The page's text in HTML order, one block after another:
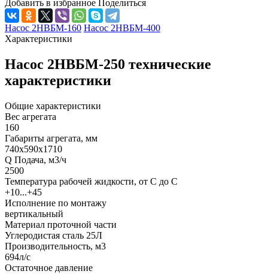
Добавить в избранное Поделиться
Насос 2НВБМ-160 Насос 2НВБМ-400
Характеристики
Насос 2НВБМ-250 технические
характеристики
Общие характеристики
Вес агрегата
160
Габариты агрегата, мм
740х590х1710
Q Подача, м3/ч
2500
Температура рабочей жидкости, от С до С
+10...+45
Исполнение по монтажу
вертикальный
Материал проточной части
Углеродистая сталь 25Л
Производительность, м3
694л/с
Остаточное давление